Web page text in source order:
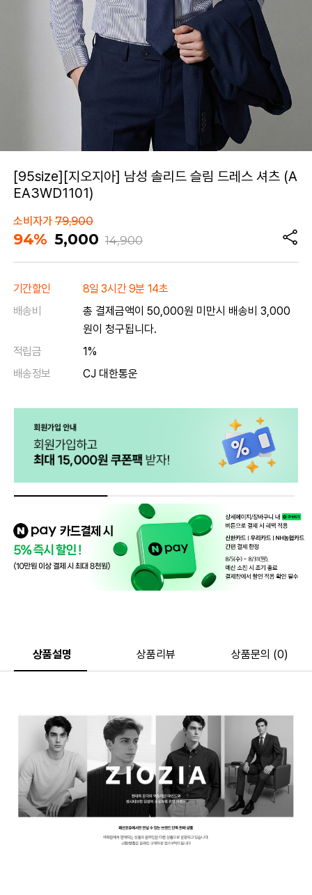
[95size][지오지아] 남성 솔리드 슬림 드레스 셔츠 (A
EA3WD1101)
소비자가79,900
94% 5,000 14,900
기간할인
8일 3시간 9분 14초
배송비
총 결제금액이 50,000원 미만시 배송비 3,000
원이 청구됩니다.
적립금
1%
배송정보
CJ 대한통운
상품설명 상품리뷰 상품문의 (0)